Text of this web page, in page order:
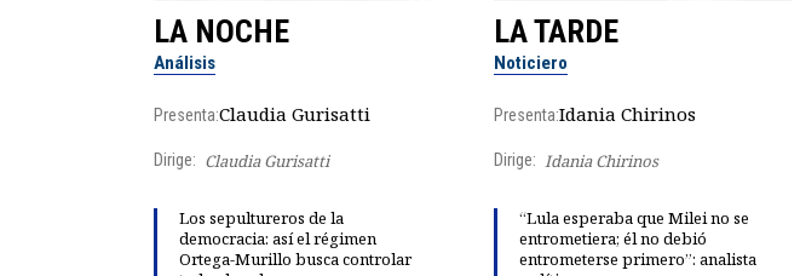
LA NOCHE
Análisis
Presenta:Claudia Gurisatti
Dirige: Claudia Gurisatti
Los sepultureros de la
democracia: así el régimen
Ortega-Murillo busca controlar
LA TARDE
Noticiero
Presenta:Idania Chirinos
Dirige: Idania Chirinos
“Lula esperaba que Milei no se
entrometiera; él no debió
entrometerse primero”: analista